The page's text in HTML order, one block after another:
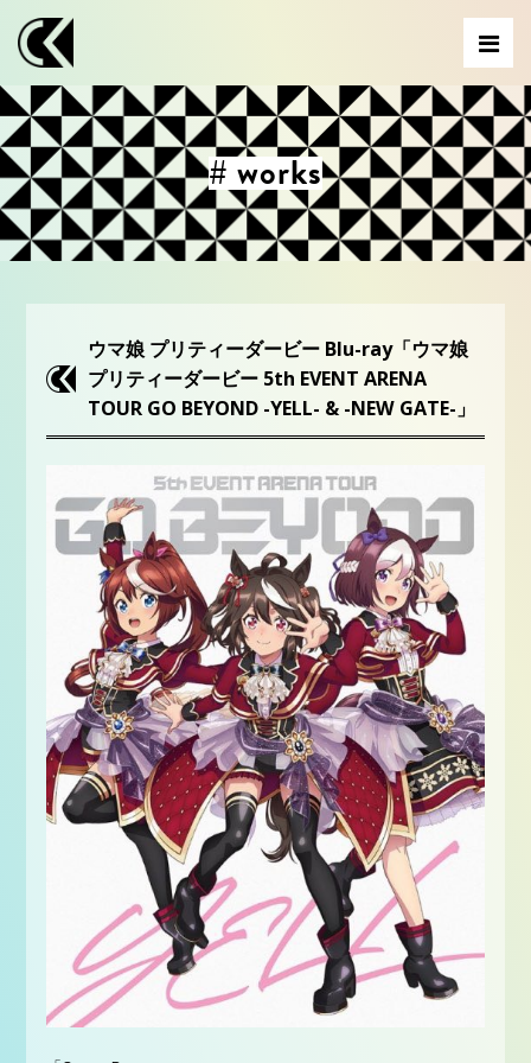
# works
ウマ娘 プリティーダービー Blu-ray「ウマ娘
プリティーダービー 5th EVENT ARENA
TOUR GO BEYOND -YELL- & -NEW GATE-」